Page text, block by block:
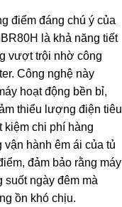
điểm đáng chú ý của
là khả năng tiết
vượt trội nhờ công
Công nghệ này
hoạt động bền bỉ,
thiểu lượng điện tiêu
kiệm chi phí hàng
vận hành êm ái của tủ
đảm bảo rằng máy
suốt ngày đêm mà
ồn khó chịu.